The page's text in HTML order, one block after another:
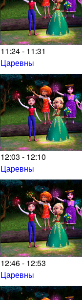
11:24 - 11:31
Царевны
12:03 - 12:10
Царевны
12:46 - 12:53
Царевны